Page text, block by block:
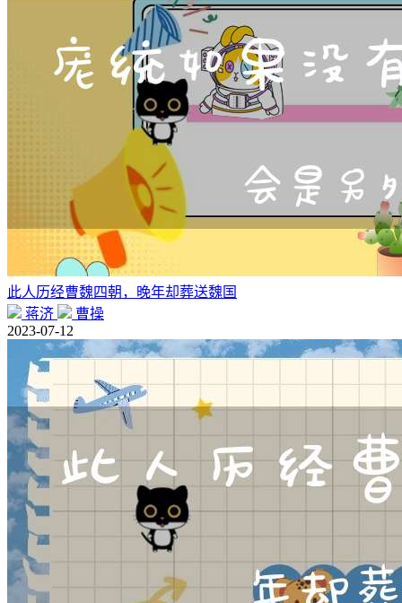
此人历经曹魏四朝，晚年却葬送魏国
蒋济
曹操
2023-07-12